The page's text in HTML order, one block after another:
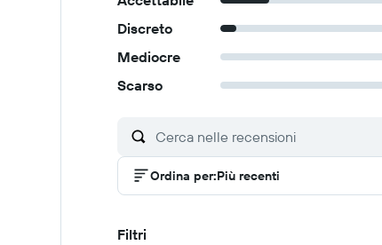
Discreto
Mediocre
Scarso
Ordina per:Più recenti
Filtri